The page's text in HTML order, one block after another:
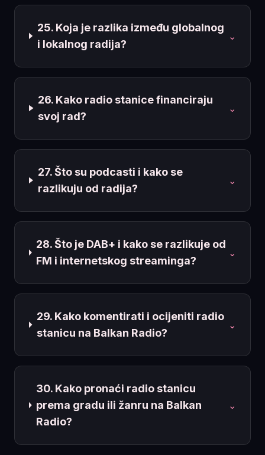
25. Koja je razlika između globalnog
i lokalnog radija?
⌄
26. Kako radio stanice financiraju
svoj rad?
⌄
27. Što su podcasti i kako se
razlikuju od radija?
⌄
28. Što je DAB+ i kako se razlikuje od
FM i internetskog streaminga?
⌄
29. Kako komentirati i ocijeniti radio
stanicu na Balkan Radio?
⌄
30. Kako pronaći radio stanicu
prema gradu ili žanru na Balkan
Radio?
⌄